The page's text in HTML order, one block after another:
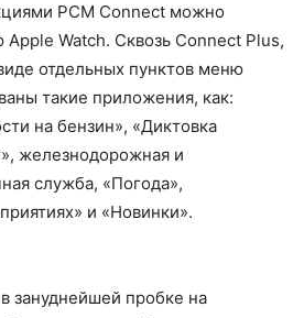
PCM Connect можно
Watch. Сквозь Connect Plus,
отдельных пунктов меню
такие приложения, как:
на бензин», «Диктовка
железнодорожная и
служба, «Погода»,
и «Новинки».
зануднейшей пробке на